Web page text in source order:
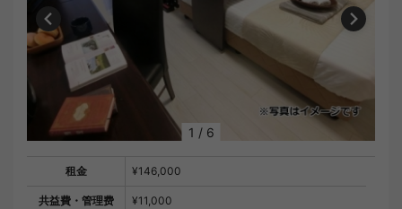
1 / 6
租金 ¥146,000
共益費・管理费 ¥11,000